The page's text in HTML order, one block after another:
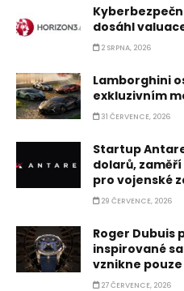
dosáhl
2 SRPNA, 2026
Lamborghini
exkluzivním
31 ČERVENCE, 2026
Startup
dolarů,
pro vojenské
29 ČERVENCE, 2026
Roger Dubuis
inspirované
vznikne pouze
27 ČERVENCE, 2026